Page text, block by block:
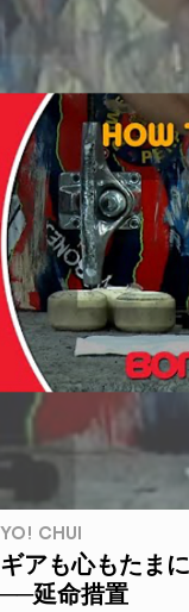
YO! CHUI
ギアも心もたま
──延命措置